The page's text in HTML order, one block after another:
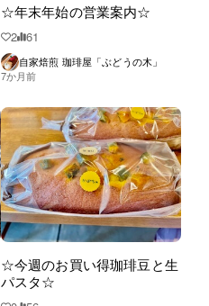
☆年末年始の営業案内☆
2 61
自家焙煎 珈琲屋「ぶどうの木」
7か月前
☆今週のお買い得珈琲豆と生
パスタ☆